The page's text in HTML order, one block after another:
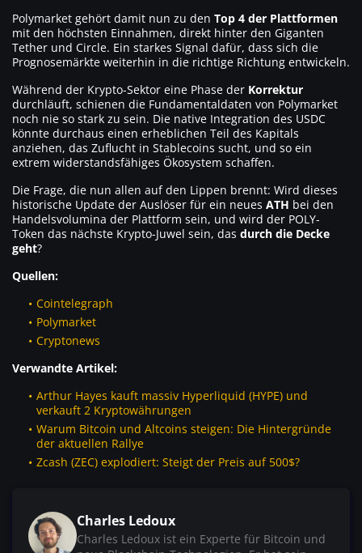
Polymarket gehört damit nun zu den Top 4 der Plattformen
mit den höchsten Einnahmen, direkt hinter den Giganten
Tether und Circle. Ein starkes Signal dafür, dass sich die
Prognosemärkte weiterhin in die richtige Richtung entwickeln.
Während der Krypto-Sektor eine Phase der Korrektur
durchläuft, schienen die Fundamentaldaten von Polymarket
noch nie so stark zu sein. Die native Integration des USDC
könnte durchaus einen erheblichen Teil des Kapitals
anziehen, das Zuflucht in Stablecoins sucht, und so ein
extrem widerstandsfähiges Ökosystem schaffen.
Die Frage, die nun allen auf den Lippen brennt: Wird dieses
historische Update der Auslöser für ein neues ATH bei den
Handelsvolumina der Plattform sein, und wird der POLY-
Token das nächste Krypto-Juwel sein, das durch die Decke
geht?
Quellen:
Cointelegraph
Polymarket
Cryptonews
Verwandte Artikel:
Arthur Hayes kauft massiv Hyperliquid (HYPE) und
verkauft 2 Kryptowährungen
Warum Bitcoin und Altcoins steigen: Die Hintergründe
der aktuellen Rallye
Zcash (ZEC) explodiert: Steigt der Preis auf 500$?
Charles Ledoux
Charles Ledoux ist ein Experte für Bitcoin und